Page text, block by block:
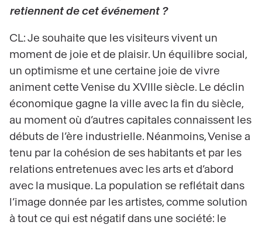
retiennent de cet événement ?
CL: Je souhaite que les visiteurs vivent un
moment de joie et de plaisir. Un équilibre social,
un optimisme et une certaine joie de vivre
animent cette Venise du XVIIIe siècle. Le déclin
économique gagne la ville avec la fin du siècle,
au moment où d’autres capitales connaissent les
débuts de l’ère industrielle. Néanmoins, Venise a
tenu par la cohésion de ses habitants et par les
relations entretenues avec les arts et d’abord
avec la musique. La population se reflétait dans
l’image donnée par les artistes, comme solution
à tout ce qui est négatif dans une société: le